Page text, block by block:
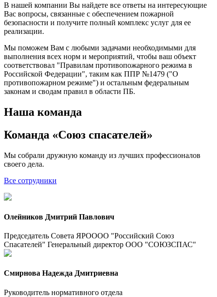
В нашей компании Вы найдете все ответы на интересующие
Вас вопросы, связанные с обеспечением пожарной
безопасности и получите полный комплекс услуг для ее
реализации.
Мы поможем Вам с любыми задачами необходимыми для
выполнения всех норм и мероприятий, чтобы ваш объект
соответствовал "Правилам противопожарного режима в
Российской Федерации", таким как ППР №1479 ("О
противопожарном режиме") и остальным федеральным
законам и сводам правил в области ПБ.
Наша команда
Команда «Союз спасателей»
Мы собрали дружную команду из лучших профессионалов
своего дела.
Все сотрудники
Олейников Дмитрий Павлович
Председатель Совета ЯРОООО "Российский Союз
Спасателей" Генеральный директор ООО "СОЮЗСПАС"
Смирнова Надежда Дмитриевна
Руководитель нормативного отдела